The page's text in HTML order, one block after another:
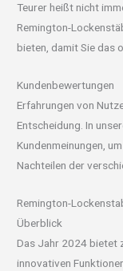
Teurer heißt nicht
Remington-
bieten, damit Sie das
Kundenbewertungen
Erfahrungen von
Entscheidung. In
Kundenmeinungen,
Nachteilen der
Remington-
Überblick
Das Jahr 2024 bietet
innovativen